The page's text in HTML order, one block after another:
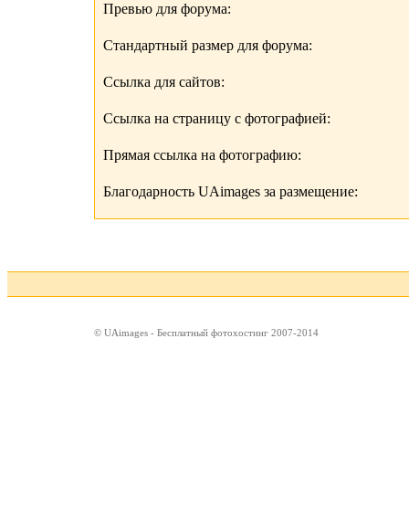
Превью для форума:
Стандартный размер для форума:
Ссылка для сайтов:
Ссылка на страницу с фотографией:
Прямая ссылка на фотографию:
Благодарность UAimages за размещение:
© UAimages - Бесплатный фотохостинг 2007-2014